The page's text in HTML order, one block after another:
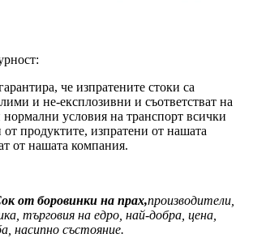
че изпратените стоки са
и не-експлозивни и съответстват на
условия на транспорт всички
продуктите, изпратени от нашата
от нашата компания.
от боровинки на прах,производители,
търговия на едро, най-добра, цена,
насипно състояние.